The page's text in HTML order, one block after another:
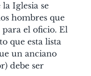
Iglesia se
hombres que
para el oficio. El
que esta lista
un anciano
debe ser